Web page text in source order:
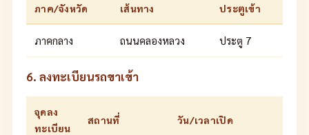
ภาค/จังหวัด เส้นทาง ประตูเข้า
ภาคกลาง ถนนคลองหลวง ประตู 7
6. ลงทะเบียนรถขาเข้า
จุดลง
ทะเบียน
สถานที่ วัน/เวลาเปิด